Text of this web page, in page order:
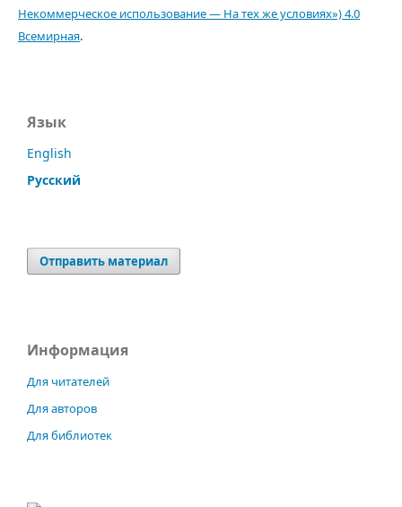
Некоммерческое использование — На тех же условиях») 4.0
Всемирная.
Язык
English
Русский
Отправить материал
Информация
Для читателей
Для авторов
Для библиотек